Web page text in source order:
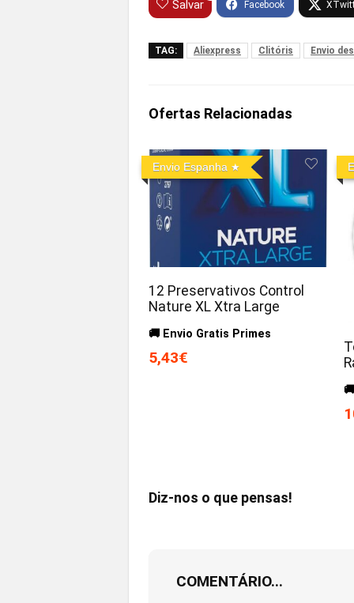
Salvar
TAG: Aliexpress Clitóris Envio
Ofertas Relacionadas
Envio Espanha
12 Preservativos Control
Nature XL Xtra Large
🚚 Envio Gratis Primes
5,43€
Diz-nos o que pensas!
COMENTÁRIO...